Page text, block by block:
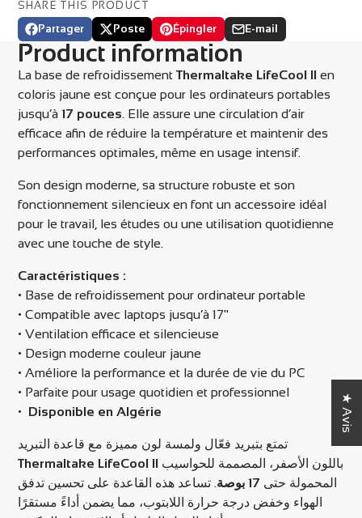
SHARE THIS PRODUCT
Partager
Partager
sur
Facebook
Ouvre
dans
une
fenêtre.
Poste
Publier
sur
X
Ouvre
dans
une
fenêtre.
Épingler
Épingler
sur
Pinterest
Ouvre
dans
une
fenêtre.
E-mail
Partager
par
email
Product information
La base de refroidissement Thermaltake LifeCool II en
coloris jaune est conçue pour les ordinateurs portables
jusqu’à 17 pouces. Elle assure une circulation d’air
efficace afin de réduire la température et maintenir des
performances optimales, même en usage intensif.
Son design moderne, sa structure robuste et son
fonctionnement silencieux en font un accessoire idéal
pour le travail, les études ou une utilisation quotidienne
avec une touche de style.
Caractéristiques :
• Base de refroidissement pour ordinateur portable
• Compatible avec laptops jusqu’à 17"
• Ventilation efficace et silencieuse
• Design moderne couleur jaune
• Améliore la performance et la durée de vie du PC
• Parfaite pour usage quotidien et professionnel
• Disponible en Algérie
تمتع بتبريد فعّال ولمسة لون مميزة مع قاعدة التبريد
Thermaltake LifeCool II
المحمولة حتى 17 بوصة
. تساعد هذه القاعدة على تحسين تدفق
الهواء وخفض درجة حرارة اللابتوب، مما يضمن أداءً مستقرًا
★ Avis